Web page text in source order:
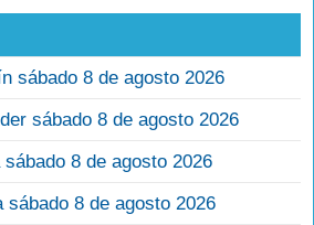
sábado 8 de agosto 2026
sábado 8 de agosto 2026
8 de agosto 2026
sábado 8 de agosto 2026